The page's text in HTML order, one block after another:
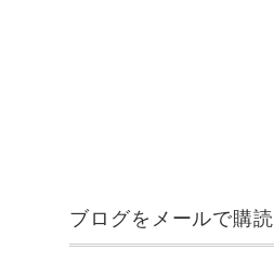
ブログをメールで購読